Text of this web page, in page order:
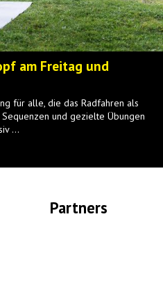
am Freitag und
für alle, die das Radfahren als
und gezielte Übungen
...
Partners